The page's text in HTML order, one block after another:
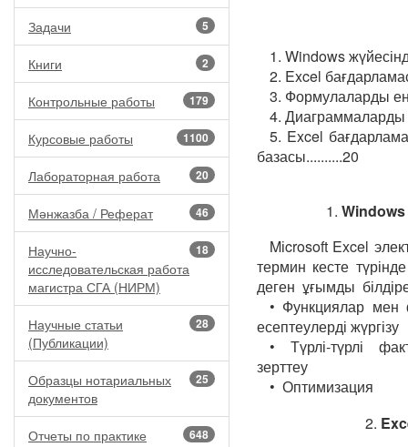
5
Задачи
2
Книги
179
Контрольные работы
1100
Курсовые работы
20
Лабораторная работа
46
Мәнжазба / Реферат
18
Научно-
исследовательская работа
магистра СГА (НИРМ)
28
Научные статьи
(Публикации)
25
Образцы нотариальных
документов
648
Отчеты по практике
1. Windows
2. Excel
3. Формулаларды
4. Диаграммаларды
5. Excel
базасы..........20
1. Windows
Mіcrosoft Excel
термин кесте
деген ұғымды
• Функциялар мен
есептеулерді жүргізу
• Түрлі-түрлі
зерттеу
• Оптимизация
2.